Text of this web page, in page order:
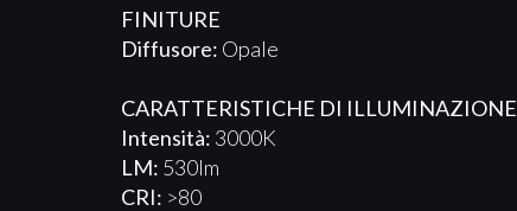
FINITURE
Diffusore: Opale
CARATTERISTICHE DI ILLUMINAZIONE
Intensità: 3000K
LM: 530lm
CRI: >80